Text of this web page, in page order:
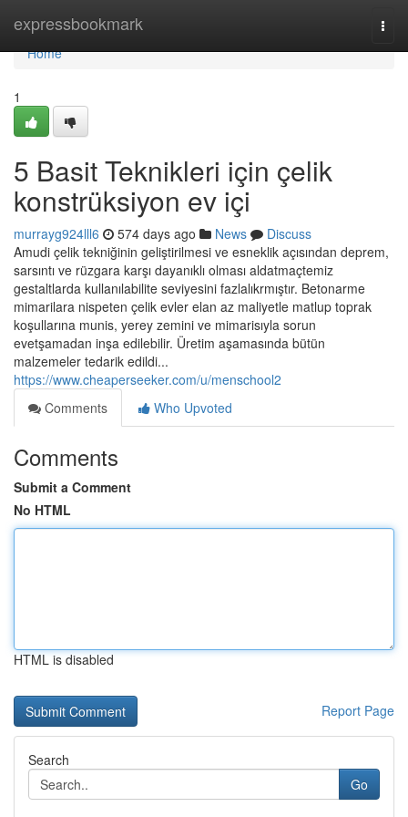
expressbookmark
Home
Home
1
5 Basit Teknikleri için çelik
konstrüksiyon ev içi
murrayg924lll6 574 days ago News
Discuss
Amudi çelik tekniğinin geliştirilmesi ve esneklik açısından deprem,
sarsıntı ve rüzgara karşı dayanıklı olması aldatmaçtemiz
gestaltlarda kullanılabilite seviyesini fazlalıkrmıştır. Betonarme
mimarilara nispeten çelik evler elan az maliyetle matlup toprak
koşullarına munis, yerey zemini ve mimarisıyla sorun
evetşamadan inşa edilebilir. Üretim aşamasında bütün
malzemeler tedarik edildi...
https://www.cheaperseeker.com/u/menschool2
Comments
Who Upvoted
Comments
Submit a Comment
No HTML
HTML is disabled
Report Page
Search
Go